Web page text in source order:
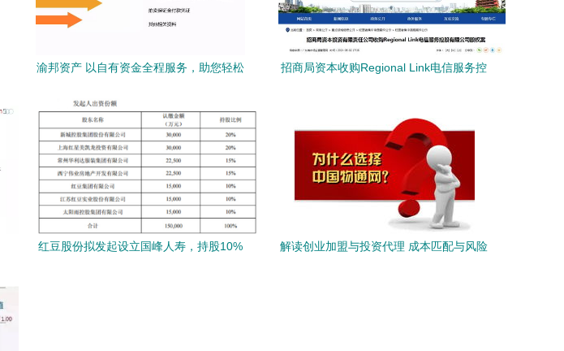
渝邦资产 以自有资金全程服务，助您轻松
招商局资本收购Regional Link电信服务控
红豆股份拟发起设立国峰人寿，持股10%
解读创业加盟与投资代理 成本匹配与风险